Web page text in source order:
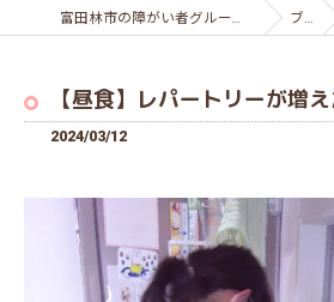
富田林市の障がい者グループホームはさくら・ひまわり ブログ
【昼食】レパートリーが増
2024/03/12